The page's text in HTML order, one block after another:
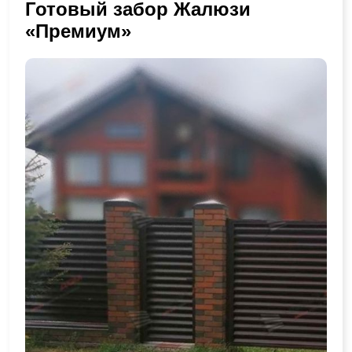
Готовый забор Жалюзи
«Премиум»